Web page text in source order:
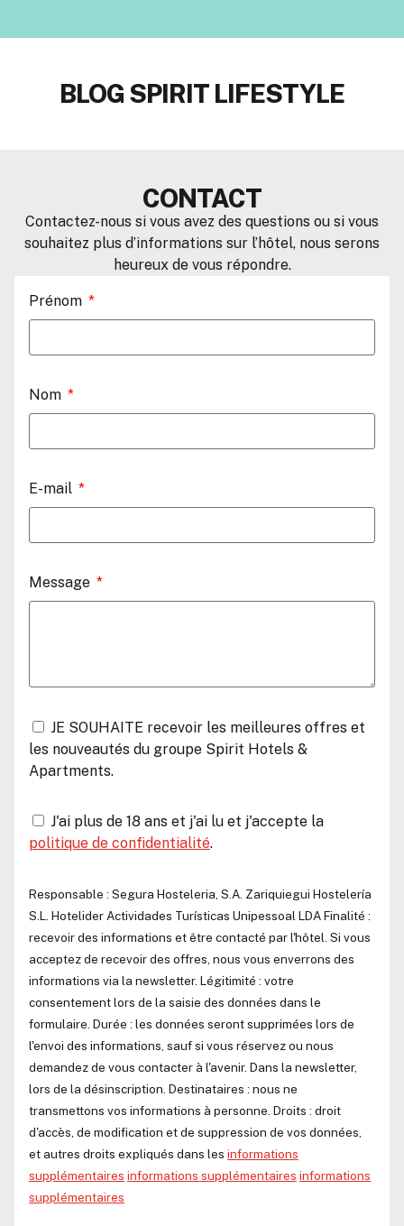
BLOG SPIRIT LIFESTYLE
CONTACT
Contactez-nous si vous avez des questions ou si vous
souhaitez plus d’informations sur l’hôtel, nous serons
heureux de vous répondre.
Prénom
Nom
E-mail
Message
JE SOUHAITE recevoir les meilleures offres et
les nouveautés du groupe Spirit Hotels &
Apartments.
J'ai plus de 18 ans et j'ai lu et j'accepte la
politique de confidentialité.
Responsable : Segura Hosteleria, S.A. Zariquiegui Hostelería
S.L.
Hotelider Actividades Turísticas Unipessoal LDAFinalité :
recevoir des informations et être contacté par l'hôtel. Si vous
acceptez de recevoir des offres, nous vous enverrons des
informations via la newsletter. Légitimité : votre
consentement lors de la saisie des données dans le
formulaire. Durée : les données seront supprimées lors de
l'envoi des informations, sauf si vous réservez ou nous
demandez de vous contacter à l'avenir. Dans la newsletter,
lors de la désinscription. Destinataires : nous ne
transmettons vos informations à personne. Droits : droit
d'accès, de modification et de suppression de vos données,
et autres droits expliqués dans les informations
supplémentaires informations supplémentaires informations
supplémentaires